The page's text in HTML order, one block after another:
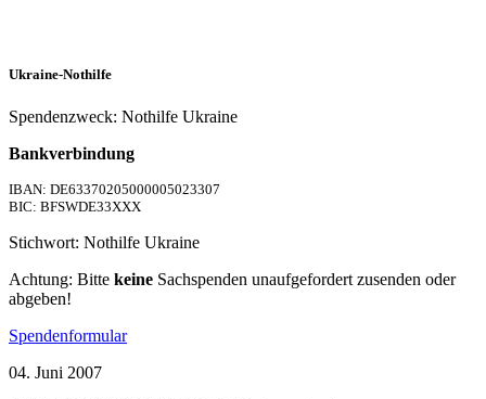
Ukraine-Nothilfe
Spendenzweck: Nothilfe Ukraine
Bankverbindung
IBAN: DE63370205000005023307
BIC: BFSWDE33XXX
Stichwort: Nothilfe Ukraine
Achtung: Bitte keine Sachspenden unaufgefordert zusenden oder
abgeben!
Spendenformular
04. Juni 2007